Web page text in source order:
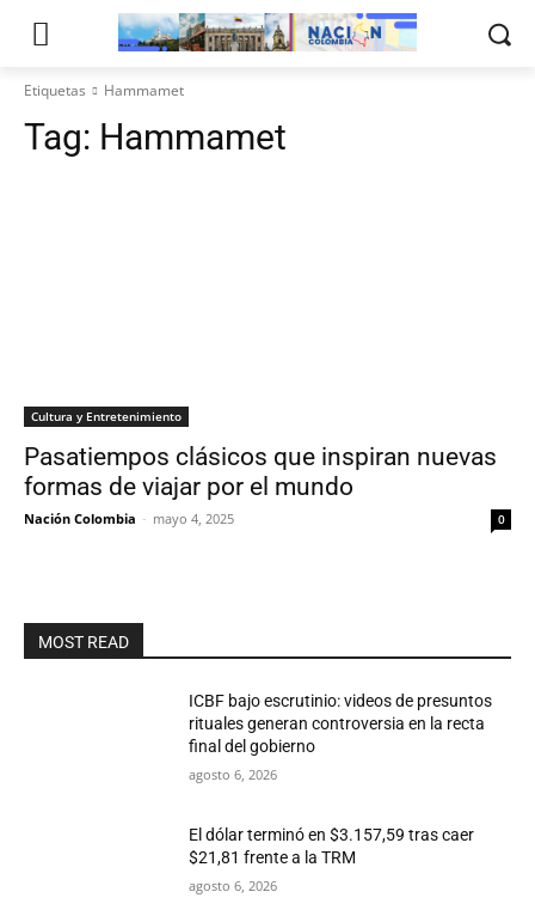
Etiquetas Hammamet
Tag: Hammamet
Cultura y Entretenimiento
Pasatiempos clásicos que inspiran nuevas
formas de viajar por el mundo
Nación Colombia - mayo 4, 2025 0
MOST READ
ICBF bajo escrutinio: videos de presuntos
rituales generan controversia en la recta
final del gobierno
agosto 6, 2026
El dólar terminó en $3.157,59 tras caer
$21,81 frente a la TRM
agosto 6, 2026